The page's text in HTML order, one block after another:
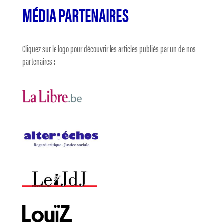
MÉDIA PARTENAIRES
Cliquez sur le logo pour découvrir les articles publiés par un de nos
partenaires :